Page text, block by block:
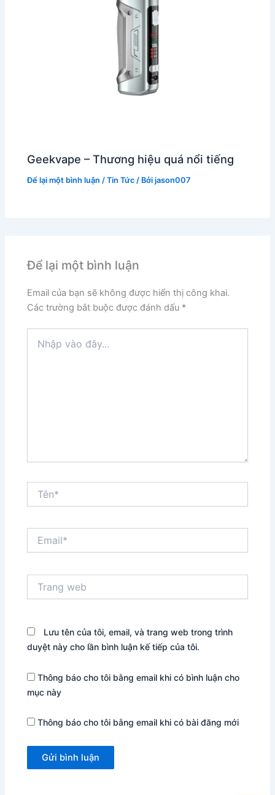
Geekvape – Thương hiệu quá nổi tiếng
Để lại một bình luận /Tin Tức / Bởijason007
Để lại một bình luận
Email của bạn sẽ không được hiển thị công khai.
Các trường bắt buộc được đánh dấu *
vào
web
Lưu tên của tôi, email, và trang web trong trình
duyệt này cho lần bình luận kế tiếp của tôi.
Thông báo cho tôi bằng email khi có bình luận cho
mục này
Thông báo cho tôi bằng email khi có bài đăng mới